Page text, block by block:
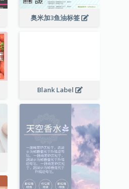
奥米加3鱼油标签
Blank Label